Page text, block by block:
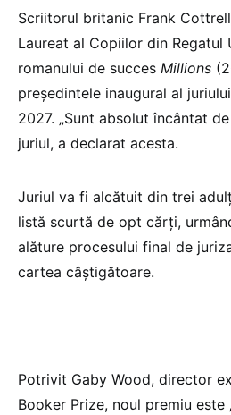
Scriitorul britanic Frank
Laureat al Copiilor din Regatul
romanului de succes Millions
președintele inaugural al
2027. „Sunt absolut încântat
juriul, a declarat acesta.
Juriul va fi alcătuit din trei
listă scurtă de opt cărți,
alăture procesului final de
cartea câștigătoare.
Potrivit Gaby Wood, director
Booker Prize, noul premiu este